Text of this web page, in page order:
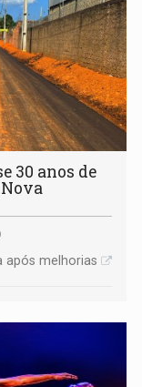
30 anos de
após melhorias